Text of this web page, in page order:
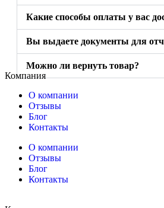
Какие способы оплаты у вас
Вы выдаете документы для
Можно ли вернуть товар?
Компания
О компании
Отзывы
Блог
Контакты
О компании
Отзывы
Блог
Контакты